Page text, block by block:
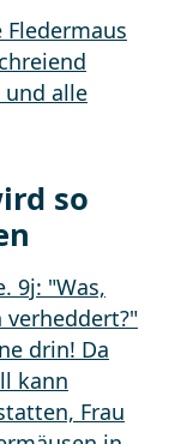
so